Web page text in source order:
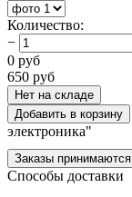
Количество:
−
0 руб
650 руб
Нет на складе
Добавить в корзину
электроника"
Заказы принимаются
Способы доставки